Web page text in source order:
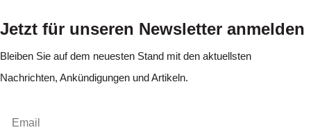
Jetzt für unseren Newsletter anmelden
Bleiben Sie auf dem neuesten Stand mit den aktuellsten
Nachrichten, Ankündigungen und Artikeln.